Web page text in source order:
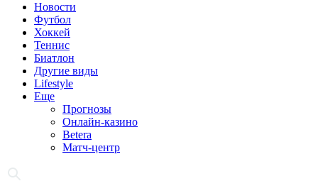
Новости
Футбол
Хоккей
Теннис
Биатлон
Другие виды
Lifestyle
Еще
Прогнозы
Онлайн-казино
Betera
Матч-центр